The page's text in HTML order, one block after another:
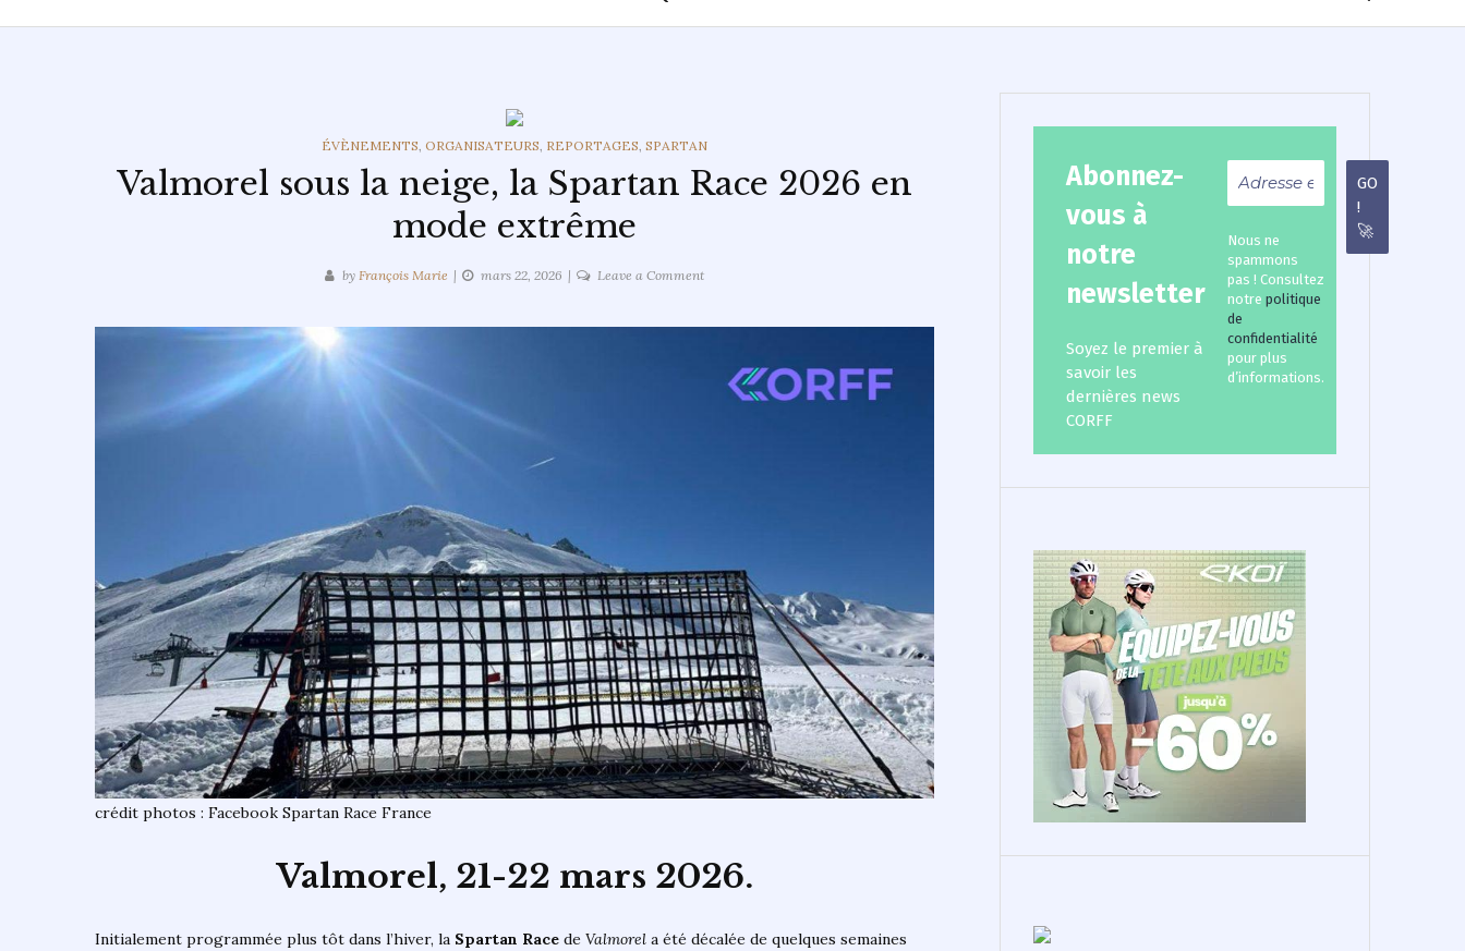
CATEGORIES
ÉVÈNEMENTS, ORGANISATEURS, REPORTAGES, SPARTAN
Valmorel sous la neige, la Spartan Race 2026 en
mode extrême
by François Marie mars 22, 2026 Leave a Commenton
neige,
crédit photos : Facebook Spartan Race France
Valmorel, 21-22 mars 2026.
Initialement programmée plus tôt dans l’hiver, la Spartan Race de Valmorel a été décalée de quelques semaines
Abonnez-
vous à
notre
newsletter
Soyez le premier à
savoir les
dernières news
CORFF
Nous ne
spammons
pas ! Consultez
notre politique
de
confidentialité
pour plus
d’informations.